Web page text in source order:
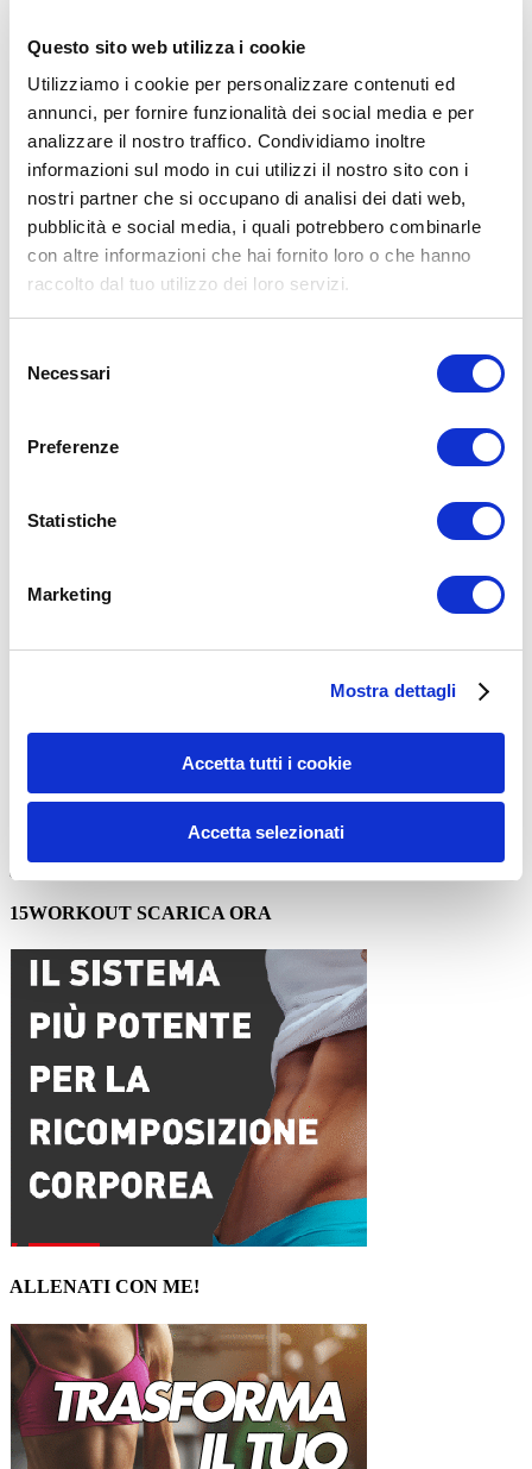
Questo sito web utilizza i cookie
Utilizziamo i cookie per personalizzare contenuti ed
annunci, per fornire funzionalità dei social media e per
analizzare il nostro traffico. Condividiamo inoltre
informazioni sul modo in cui utilizzi il nostro sito con i
nostri partner che si occupano di analisi dei dati web,
pubblicità e social media, i quali potrebbero combinarle
con altre informazioni che hai fornito loro o che hanno
raccolto dal tuo utilizzo dei loro servizi.
delNecessari
Preferenze
Statistiche
Marketing
Mostra dettagli
Accetta tutti i cookie
Accetta selezionati
Avvertenze: le informazioni contenute in questi video non intendono
sostituirsi in nessun modo a parere medico o di altri specialisti.
L’autore declina ogni responsabilità di effetti o di conseguenze
risultanti dall’uso di tali informazioni e dalla loro messa in pratica.
L’allenamento con sovraccarichi, a corpo libero, con i kettlebell, con
il trx, e con altri attrezzi può causare infortuni, si consiglia pertanto
di prestare la massima attenzione e di eseguire esercizi e
metodologie adatte al proprio livello di forma. Consultare il proprio
medico di fiducia prima di intraprendere qualsiasi forma di attività
fisica o regime alimentare.
Condividi:
pancapettospalle
Nome*
15WORKOUT SCARICA ORA
ALLENATI CON ME!